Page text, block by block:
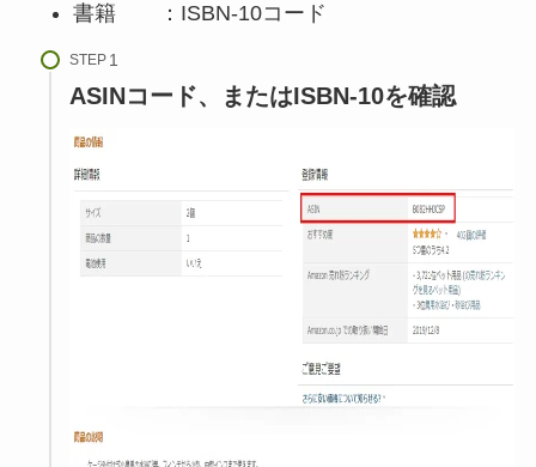
書籍 ：ISBN-10コード
STEP
ASINコード、またはISBN-10を確認